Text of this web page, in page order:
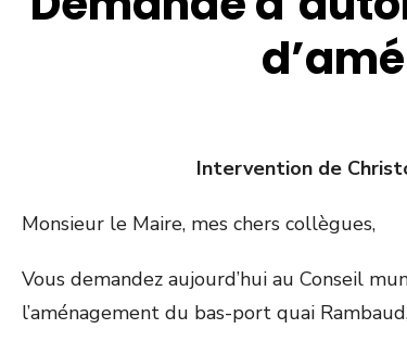
Intervention de
Monsieur le Maire, mes chers collègues,
Vous demandez aujourd’hui au Conseil
l’aménagement du bas-port quai